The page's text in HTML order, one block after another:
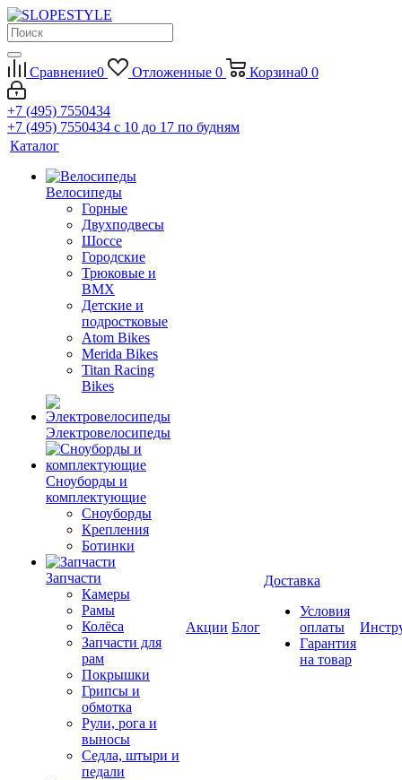
Сравнение0 Отложенные 0 Корзина0 0
+7 (495) 7550434
+7 (495) 7550434 с 10 до 17 по будням
Каталог
Велосипеды
Горные
Двухподвесы
Шоссе
Городские
Трюковые и
BMX
Детские и
подростковые
Atom Bikes
Merida Bikes
Titan Racing
Bikes
Электровелосипеды
Cноуборды и
комплектующие
Сноуборды
Крепления
Ботинки
Запчасти
Камеры
Рамы
Колёса
Запчасти для
рам
Покрышки
Грипсы и
обмотка
Рули, рога и
выносы
Седла, штыри и
педали
Акции Блог
Доставка
Условия
оплаты
Гарантия
на товар